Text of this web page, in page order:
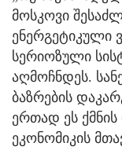
მოსკოვი
ენერგეტიკული
სერიოზული
აღმოჩნდეს.
ბაზრების
ერთად ეს
ეკონომიკის